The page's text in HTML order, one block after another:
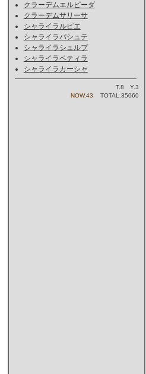
クラーデムエルピーダ
クラーデムサリーサ
シャライラルピエ
シャライラパシュテ
シャライラシュルプ
シャライラペティラ
シャライラカーシャ
T.8 Y.3
NOW.43
TOTAL.35060